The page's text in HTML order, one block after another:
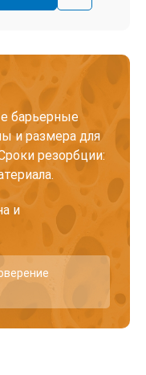
барьерные
и размера для
резорбции:
и